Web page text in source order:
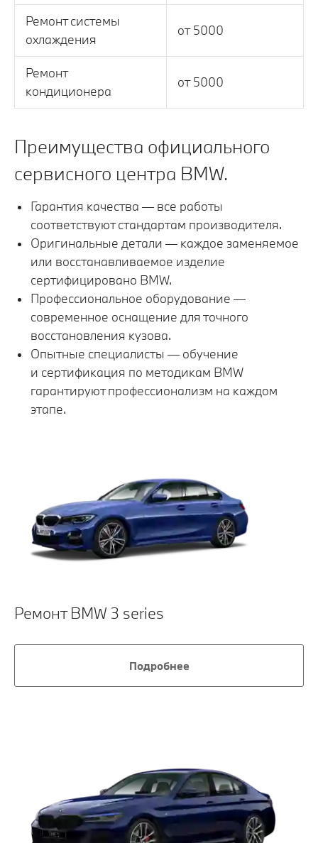
Ремонт системы
охлаждения
от 5000
Ремонт
кондиционера
от 5000
Преимущества официального
сервисного центра BMW.
Гарантия качества — все работы
соответствуют стандартам производителя.
Оригинальные детали — каждое заменяемое
или восстанавливаемое изделие
сертифицировано BMW.
Профессиональное оборудование —
современное оснащение для точного
восстановления кузова.
Опытные специалисты — обучение
и сертификация по методикам BMW
гарантируют профессионализм на каждом
этапе.
Ремонт BMW 3 series
Подробнее